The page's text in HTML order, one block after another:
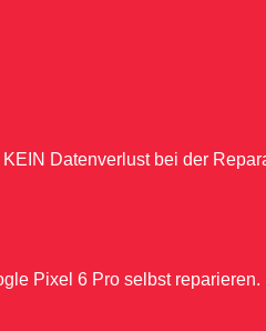
Datenverlust bei der
Pixel 6 Pro selbst reparieren.